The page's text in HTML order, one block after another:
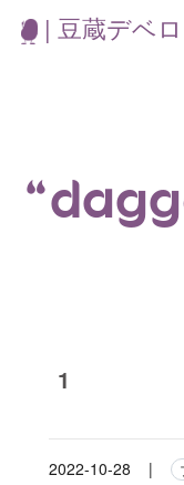
| 豆蔵デベ
1
2022-10-28 |